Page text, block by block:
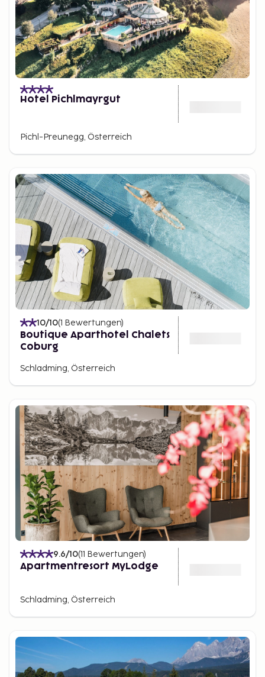
Hotel Pichlmayrgut
Pichl-Preunegg, Österreich
10/10(1 Bewertungen)
Boutique Aparthotel Chalets
Coburg
Schladming, Österreich
9.6/10(11 Bewertungen)
Apartmentresort MyLodge
Schladming, Österreich